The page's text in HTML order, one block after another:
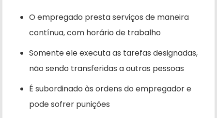
O empregado presta serviços de maneira
contínua, com horário de trabalho
Somente ele executa as tarefas designadas,
não sendo transferidas a outras pessoas
É subordinado às ordens do empregador e
pode sofrer punições